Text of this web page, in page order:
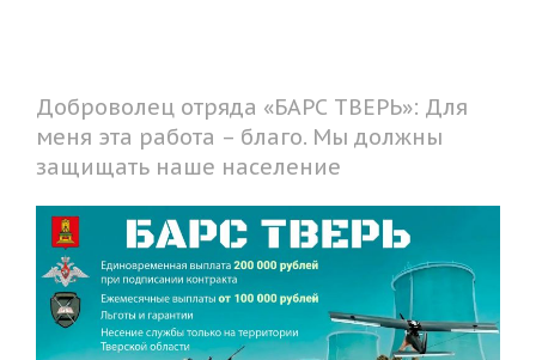
Доброволец отряда «БАРС ТВЕРЬ»: Для
меня эта работа – благо. Мы должны
защищать наше население